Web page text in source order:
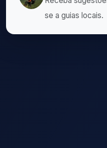
se a guias locais.